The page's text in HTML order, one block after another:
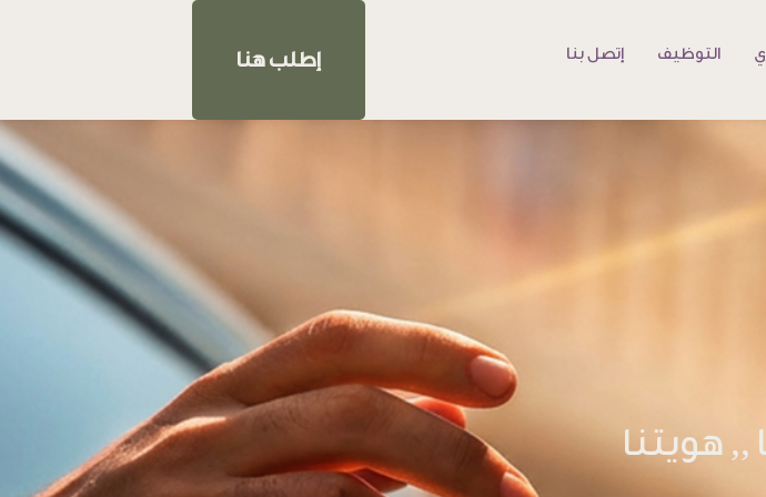
التوظيف إتصل بنا إطلب هنا
,, هويتنا